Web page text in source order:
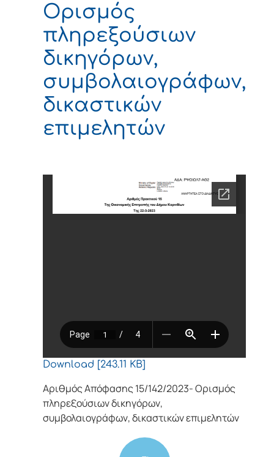
Ορισμός
πληρεξούσιων
δικηγόρων,
συμβολαιογράφων,
δικαστικών
επιμελητών
Download [243.11 KB]
Αριθμός Απόφασης 15/142/2023- Ορισμός
πληρεξούσιων δικηγόρων,
συμβολαιογράφων, δικαστικών επιμελητών